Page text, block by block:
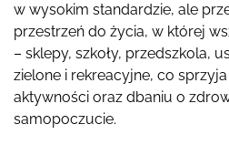
w wysokim standardzie, ale
przestrzeń do życia, w której
– sklepy, szkoły, przedszkola,
zielone i rekreacyjne, co
aktywności oraz dbaniu o
samopoczucie.